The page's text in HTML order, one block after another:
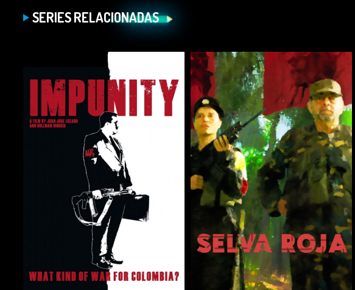
SERIES RELACIONADAS
COMPARTIR COMPARTIR